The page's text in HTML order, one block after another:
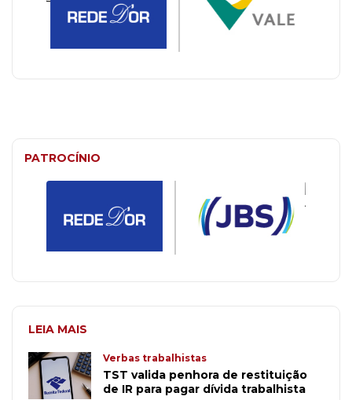
PATROCÍNIO
LEIA MAIS
Verbas trabalhistas
TST valida penhora de restituição
de IR para pagar dívida trabalhista